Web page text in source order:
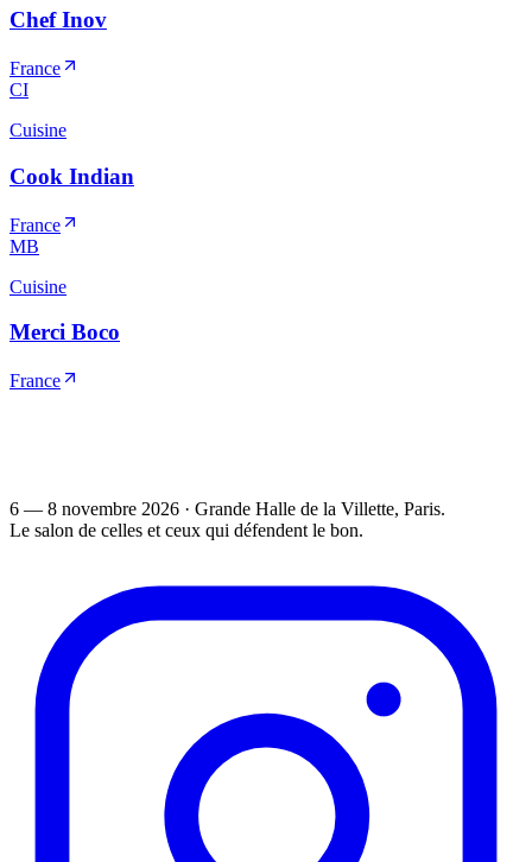
Chef Inov
France
CI
Cuisine
Cook Indian
France
MB
Cuisine
Merci Boco
France
6 — 8 novembre 2026 · Grande Halle de la Villette, Paris.
Le salon de celles et ceux qui défendent le bon.